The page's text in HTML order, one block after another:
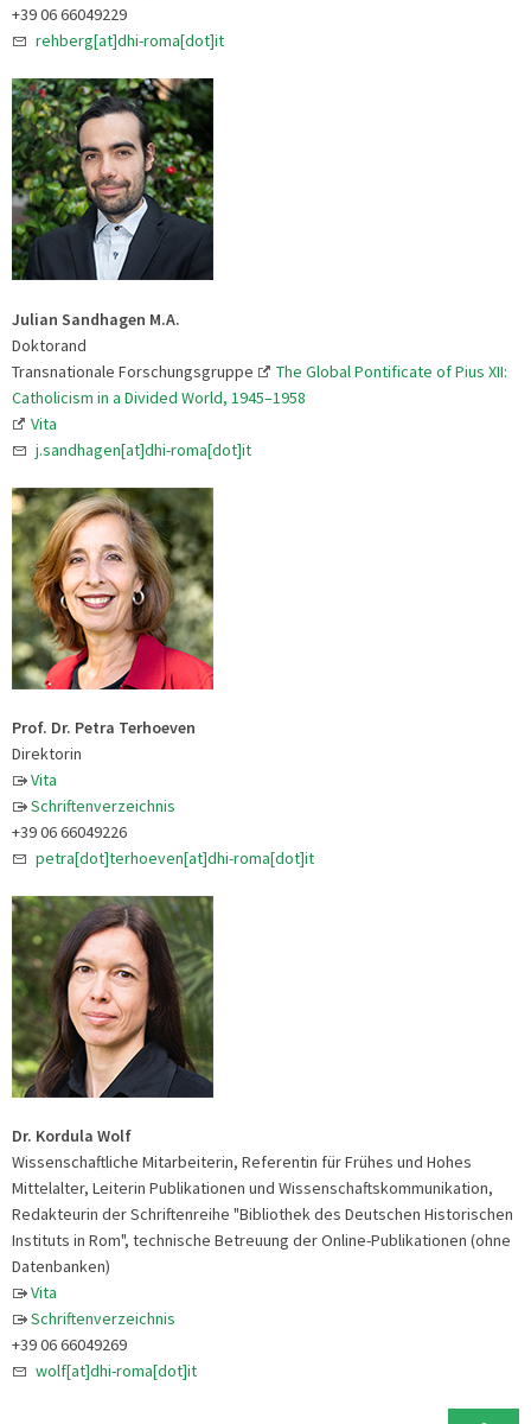
+39 06 66049229
rehberg[at]dhi-roma[dot]it
Julian Sandhagen M.A.
Doktorand
Transnationale Forschungsgruppe
The Global Pontificate of Pius XII:
Catholicism in a Divided World, 1945–1958
Vita
j.sandhagen[at]dhi-roma[dot]it
Prof. Dr. Petra Terhoeven
Direktorin
Vita
Schriftenverzeichnis
+39 06 66049226
petra[dot]terhoeven[at]dhi-roma[dot]it
Dr. Kordula Wolf
Wissenschaftliche Mitarbeiterin, Referentin für Frühes und Hohes
Mittelalter, Leiterin Publikationen und Wissenschaftskommunikation,
Redakteurin der Schriftenreihe "Bibliothek des Deutschen Historischen
Instituts in Rom", technische Betreuung der Online-Publikationen (ohne
Datenbanken)
Vita
Schriftenverzeichnis
+39 06 66049269
wolf[at]dhi-roma[dot]it